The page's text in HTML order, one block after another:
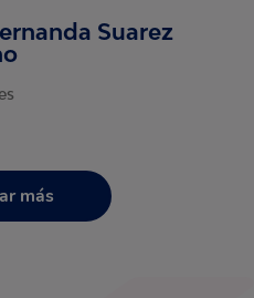
Suarez
más